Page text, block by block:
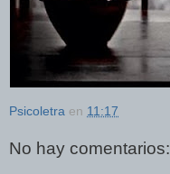
Psicoletra en 11:17
No hay comentarios: